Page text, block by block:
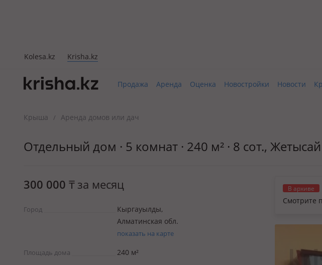
Kolesa.kz Krisha.kz
Продажа Аренда Оценка Новостройки Новости
Крыша / Аренда домов или дач
Отдельный дом · 5 комнат · 240 м² · 8 сот., Жетысай
300 000 ₸ за месяц
Город
Кыргауылды,
Алматинская обл.
показать на карте
Площадь дома 240 м²
В архиве
Смотрите